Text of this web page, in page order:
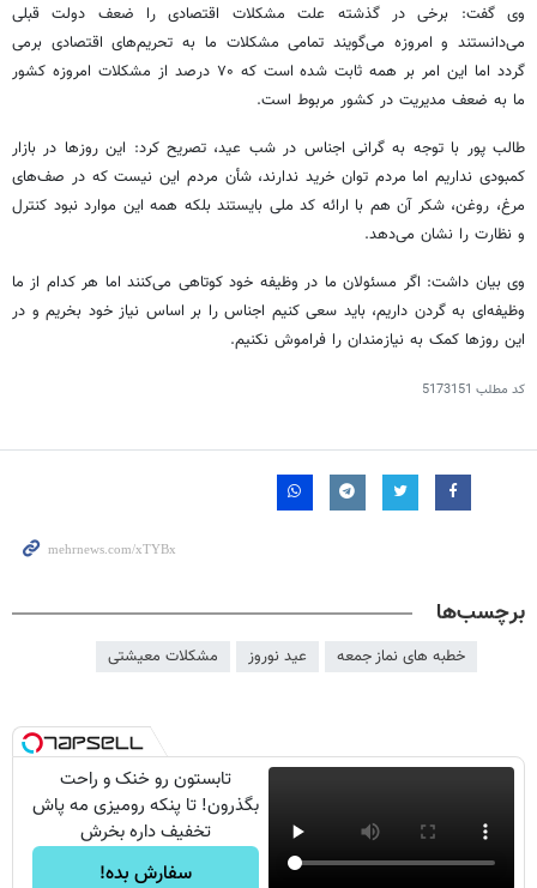
وی گفت: برخی در گذشته علت مشکلات اقتصادی را ضعف دولت قبلی
می‌دانستند و امروزه می‌گویند تمامی مشکلات ما به تحریم‌های اقتصادی برمی
گردد اما این امر بر همه ثابت شده است که ۷۰ درصد از مشکلات امروزه کشور
ما به ضعف مدیریت در کشور مربوط است.
طالب پور با توجه به گرانی اجناس در شب عید، تصریح کرد: این روزها در بازار
کمبودی نداریم اما مردم توان خرید ندارند، شأن مردم این نیست که در صف‌های
مرغ، روغن، شکر آن هم با ارائه کد ملی بایستند بلکه همه این موارد نبود کنترل
و نظارت را نشان می‌دهد.
وی بیان داشت: اگر مسئولان ما در وظیفه خود کوتاهی می‌کنند اما هر کدام از ما
وظیفه‌ای به گردن داریم، باید سعی کنیم اجناس را بر اساس نیاز خود بخریم و در
این روزها کمک به نیازمندان را فراموش نکنیم.
کد مطلب 5173151
برچسب‌ها
خطبه های نماز جمعه عید نوروز مشکلات معیشتی
تابستون رو خنک و راحت
بگذرون! تا پنکه رومیزی مه پاش
تخفیف داره بخرش
سفارش بده!